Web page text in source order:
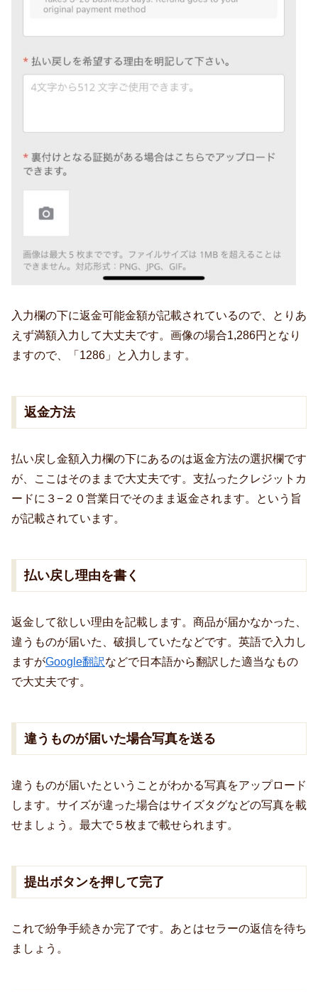
入力欄の下に返金可能金額が記載されているので、とりあ
えず満額入力して大丈夫です。画像の場合1,286円となり
ますので、「1286」と入力します。
返金方法
払い戻し金額入力欄の下にあるのは返金方法の選択欄です
が、ここはそのままで大丈夫です。支払ったクレジットカ
ードに３−２０営業日でそのまま返金されます。という旨
が記載されています。
払い戻し理由を書く
返金して欲しい理由を記載します。商品が届かなかった、
違うものが届いた、破損していたなどです。英語で入力し
ますがGoogle翻訳などで日本語から翻訳した適当なもの
で大丈夫です。
違うものが届いた場合写真を送る
違うものが届いたということがわかる写真をアップロード
します。サイズが違った場合はサイズタグなどの写真を載
せましょう。最大で５枚まで載せられます。
提出ボタンを押して完了
これで紛争手続きか完了です。あとはセラーの返信を待ち
ましょう。